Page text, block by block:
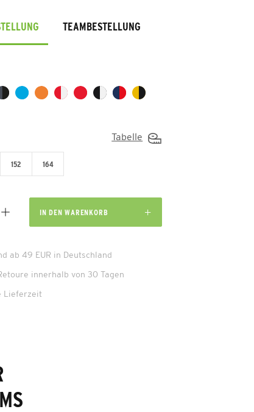
TEAMBESTELLUNG
Tabelle
152 164
IN DEN WARENKORB
ab 49 EUR in Deutschland
innerhalb von 30 Tagen
Lieferzeit